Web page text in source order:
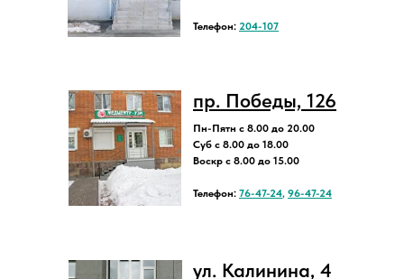
Телефон: 204-107
пр. Победы, 126
Пн-Пятн с 8.00 до 20.00
Суб с 8.00 до 18.00
Воскр с 8.00 до 15.00
Телефон: 76-47-24, 96-47-24
ул. Калинина, 4